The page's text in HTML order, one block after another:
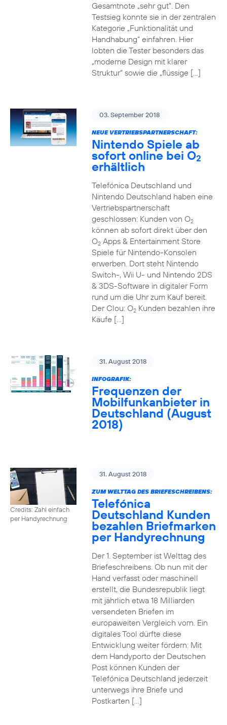
Gesamtnote „sehr gut“. Den
Testsieg konnte sie in der zentralen
Kategorie „Funktionalität und
Handhabung“ einfahren. Hier
lobten die Tester besonders das
„moderne Design mit klarer
Struktur“ sowie die „flüssige […]
03. September 2018
NEUE VERTRIEBSPARTNERSCHAFT:
Nintendo Spiele ab
sofort online bei O2
erhältlich
Telefónica Deutschland und
Nintendo Deutschland haben eine
Vertriebspartnerschaft
geschlossen: Kunden von O2
können ab sofort direkt über den
O2Apps & Entertainment Store
Spiele für Nintendo-Konsolen
erwerben. Dort steht Nintendo
Switch-, Wii U- und Nintendo 2DS
& 3DS-Software in digitaler Form
rund um die Uhr zum Kauf bereit.
Der Clou: O2Kunden bezahlen ihre
Käufe […]
31. August 2018
INFOGRAFIK:
Frequenzen der
Mobilfunkanbieter in
Deutschland (August
2018)
Credits: Zahl einfach
per Handyrechnung
31. August 2018
ZUM WELTTAG DES BRIEFESCHREIBENS:
Telefónica
Deutschland Kunden
bezahlen Briefmarken
per Handyrechnung
Der 1. September ist Welttag des
Briefeschreibens. Ob nun mit der
Hand verfasst oder maschinell
erstellt, die Bundesrepublik liegt
mit jährlich etwa 18 Milliarden
versendeten Briefen im
europaweiten Vergleich vorn. Ein
digitales Tool dürfte diese
Entwicklung weiter fördern: Mit
dem Handyporto der Deutschen
Post können Kunden der
Telefónica Deutschland jederzeit
unterwegs ihre Briefe und
Postkarten […]